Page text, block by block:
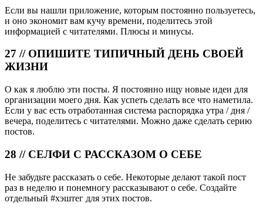
Если вы нашли приложение, которым постоянно пользуетесь,
и оно экономит вам кучу времени, поделитесь этой
информацией с читателями. Плюсы и минусы.
27 // ОПИШИТЕ ТИПИЧНЫЙ ДЕНЬ СВОЕЙ
ЖИЗНИ
О как я люблю эти посты. Я постоянно ищу новые идеи для
организации моего дня. Как успеть сделать все что наметила.
Если у вас есть отработанная система распорядка утра / дня /
вечера, поделитесь с читателями. Можно даже сделать серию
постов.
28 // СЕЛФИ С РАССКАЗОМ О СЕБЕ
Не забудьте рассказать о себе. Некоторые делают такой пост
раз в неделю и понемногу рассказывают о себе. Создайте
отдельный #хэштег для этих постов.